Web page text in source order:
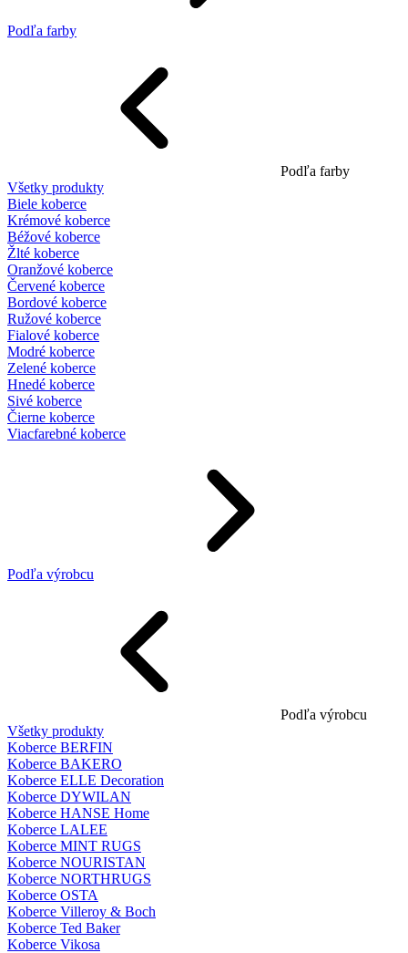
Podľa farby
Podľa farby
Všetky produkty
Biele koberce
Krémové koberce
Béžové koberce
Žlté koberce
Oranžové koberce
Červené koberce
Bordové koberce
Ružové koberce
Fialové koberce
Modré koberce
Zelené koberce
Hnedé koberce
Sivé koberce
Čierne koberce
Viacfarebné koberce
Podľa výrobcu
Podľa výrobcu
Všetky produkty
Koberce BERFIN
Koberce BAKERO
Koberce ELLE Decoration
Koberce DYWILAN
Koberce HANSE Home
Koberce LALEE
Koberce MINT RUGS
Koberce NOURISTAN
Koberce NORTHRUGS
Koberce OSTA
Koberce Villeroy & Boch
Koberce Ted Baker
Koberce Vikosa